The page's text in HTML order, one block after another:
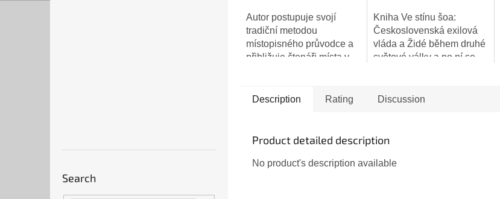
Search
Autor postupuje svojí
tradiční metodou
místopisného průvodce a
přibližuje čtenáři místa v
nacistická okupační moc
Kniha Ve stínu šoa:
Československá exilová
vláda a Židé během druhé
světové války a po ní se
1938 po komunistický puč
Description Rating Discussion
Product detailed description
No product's description available